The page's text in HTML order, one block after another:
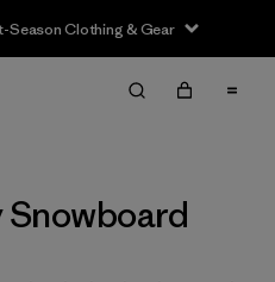
Clothing & Gear
Limpiar Todos
Snowboard